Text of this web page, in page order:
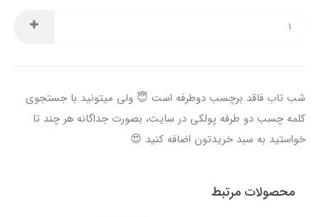
شب تاب فاقد برچسب دوطرفه است 😇 ولی میتونید با جستجوی
کلمه چسب دو طرفه پولکی در سایت، بصورت جداگانه هر چند تا
خواستید به سبد خریدتون اضافه کنید 😍
محصولات مرتبط